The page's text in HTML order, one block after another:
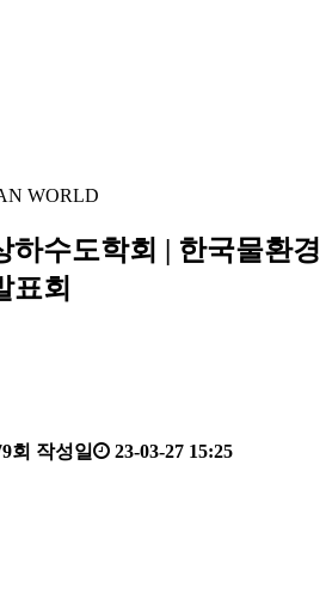
WORLD
하수도학회 | 한국물환경
표회
회 작성일 23-03-27 15:25